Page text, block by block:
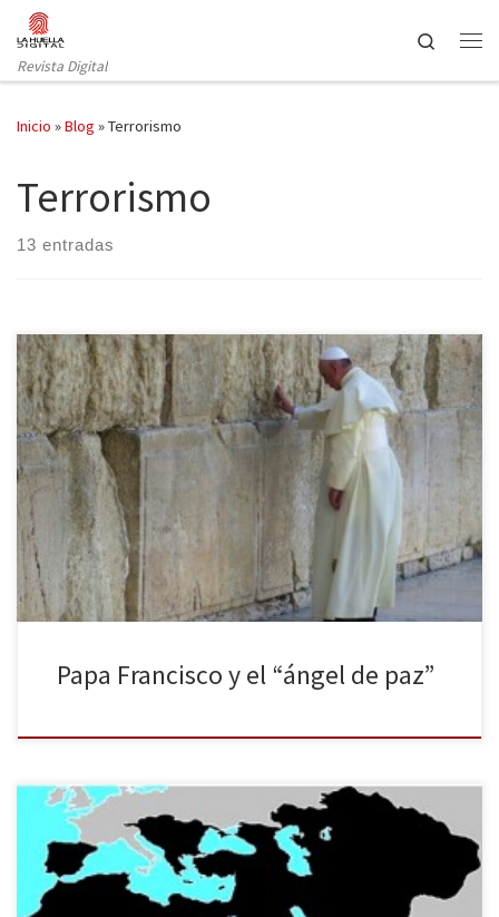
Saltar al contenido
Revista Digital
Search
Inicio »Blog »Terrorismo
Terrorismo
13 entradas
Tras el reconocimiento de Palestina por parte del Vaticano, el
Papa Francisco ha dado un paso más en su acercamiento a este
país reuniéndose con su presidente, Mahmud Abbas, e instándole
a participar en el proceso de paz en Oriente Próximo. El Pontífice
se muestra como una importante bisagra para […]
Papa Francisco y el “ángel de paz”
Las estrategias de llamamiento del Estado Islámico (ISIS por sus
siglas en inglés) han conseguido reclutar a miles de ciudadanos